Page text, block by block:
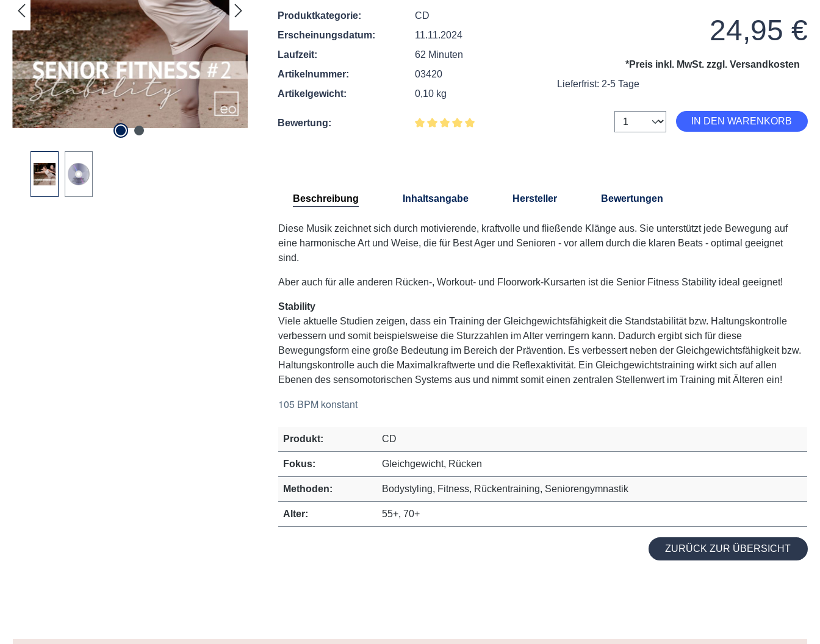
Produktkategorie:
CD
Erscheinungsdatum:
11.11.2024
Laufzeit:
62 Minuten
Artikelnummer:
03420
Artikelgewicht:
0,10 kg
Bewertung:
24,95 €
*Preis inkl. MwSt. zzgl. Versandkosten
Lieferfrist: 2-5 Tage
Anzahl IN DEN WARENKORB
Beschreibung Inhaltsangabe Hersteller Bewertungen
Diese Musik zeichnet sich durch motivierende, kraftvolle und fließende Klänge aus. Sie unterstützt jede Bewegung auf
eine harmonische Art und Weise, die für Best Ager und Senioren - vor allem durch die klaren Beats - optimal geeignet
sind.
Aber auch für alle anderen Rücken-, Workout- und Floorwork-Kursarten ist die Senior Fitness Stability ideal geeignet!
Stability
Viele aktuelle Studien zeigen, dass ein Training der Gleichgewichtsfähigkeit die Standstabilität bzw. Haltungskontrolle
verbessern und somit beispielsweise die Sturzzahlen im Alter verringern kann. Dadurch ergibt sich für diese
Bewegungsform eine große Bedeutung im Bereich der Prävention. Es verbessert neben der Gleichgewichtsfähigkeit bzw.
Haltungskontrolle auch die Maximalkraftwerte und die Reflexaktivität. Ein Gleichgewichtstraining wirkt sich auf allen
Ebenen des sensomotorischen Systems aus und nimmt somit einen zentralen Stellenwert im Training mit Älteren ein!
105 BPM konstant
Produkt: CD
Fokus: Gleichgewicht, Rücken
Methoden: Bodystyling, Fitness, Rückentraining, Seniorengymnastik
Alter: 55+, 70+
ZURÜCK ZUR ÜBERSICHT